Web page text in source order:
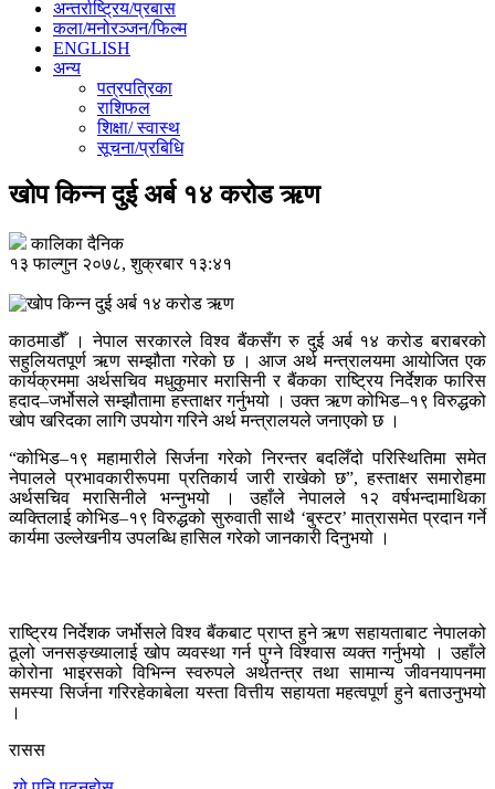
अन्तर्राष्ट्रिय/प्रबास
कला/मनोरञ्जन/फिल्म
ENGLISH
अन्य
पत्रपत्रिका
राशिफल
शिक्षा/ स्वास्थ
सूचना/प्रबिधि
खोप किन्न दुई अर्ब १४ करोड ऋण
कालिका दैनिक
१३ फाल्गुन २०७८, शुक्रबार १३:४१
काठमाडौँ । नेपाल सरकारले विश्व बैंकसँग रु दुई अर्ब १४ करोड बराबरको
सहुलियतपूर्ण ऋण सम्झौता गरेको छ । आज अर्थ मन्त्रालयमा आयोजित एक
कार्यक्रममा अर्थसचिव मधुकुमार मरासिनी र बैंकका राष्ट्रिय निर्देशक फारिस
हदाद–जर्भोसले सम्झौतामा हस्ताक्षर गर्नुभयो । उक्त ऋण कोभिड–१९ विरुद्धको
खोप खरिदका लागि उपयोग गरिने अर्थ मन्त्रालयले जनाएको छ ।
“कोभिड–१९ महामारीले सिर्जना गरेको निरन्तर बदलिँदो परिस्थितिमा समेत
नेपालले प्रभावकारीरूपमा प्रतिकार्य जारी राखेको छ”, हस्ताक्षर समारोहमा
अर्थसचिव मरासिनीले भन्नुभयो । उहाँले नेपालले १२ वर्षभन्दामाथिका
व्यक्तिलाई कोभिड–१९ विरुद्धको सुरुवाती साथै ‘बुस्टर’ मात्रासमेत प्रदान गर्ने
कार्यमा उल्लेखनीय उपलब्धि हासिल गरेको जानकारी दिनुभयो ।
राष्ट्रिय निर्देशक जर्भोसले विश्व बैंकबाट प्राप्त हुने ऋण सहायताबाट नेपालको
ठूलो जनसङ्ख्यालाई खोप व्यवस्था गर्न पुग्ने विश्वास व्यक्त गर्नुभयो । उहाँले
कोरोना भाइरसको विभिन्न स्वरुपले अर्थतन्त्र तथा सामान्य जीवनयापनमा
समस्या सिर्जना गरिरहेकाबेला यस्ता वित्तीय सहायता महत्वपूर्ण हुने बताउनुभयो
।
रासस